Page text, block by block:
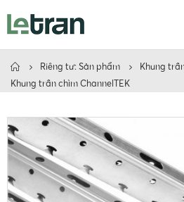
Riêng tư: Sản phẩm
Khung
Khung trần chìm ChannelTEK